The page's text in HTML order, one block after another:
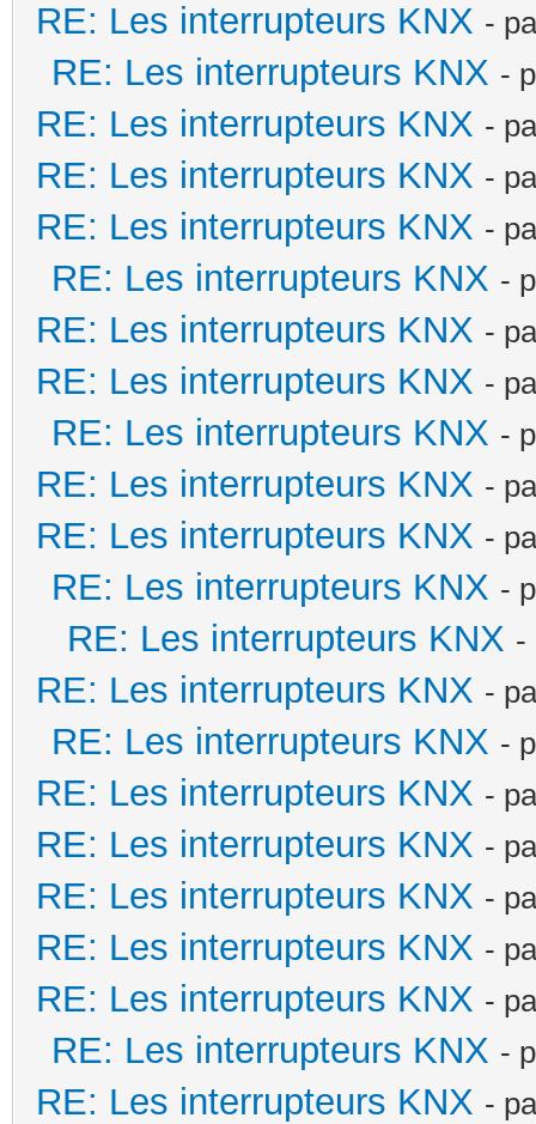
RE: Les interrupteurs KNX -
RE: Les interrupteurs KNX -
RE: Les interrupteurs KNX -
RE: Les interrupteurs KNX -
RE: Les interrupteurs KNX -
RE: Les interrupteurs KNX -
RE: Les interrupteurs KNX -
RE: Les interrupteurs KNX -
RE: Les interrupteurs KNX -
RE: Les interrupteurs KNX -
RE: Les interrupteurs KNX -
RE: Les interrupteurs KNX -
RE: Les interrupteurs KNX -
RE: Les interrupteurs KNX -
RE: Les interrupteurs KNX -
RE: Les interrupteurs KNX -
RE: Les interrupteurs KNX -
RE: Les interrupteurs KNX -
RE: Les interrupteurs KNX -
RE: Les interrupteurs KNX -
RE: Les interrupteurs KNX -
RE: Les interrupteurs KNX -